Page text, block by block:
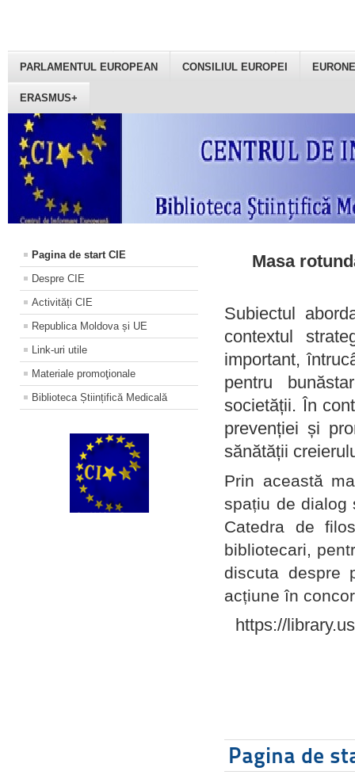
PARLAMENTUL EUROPEAN CONSILIUL EUROPEI
ERASMUS+
Pagina de start CIE
Despre CIE
Activități CIE
Republica Moldova și UE
Link-uri utile
Materiale promoţionale
Biblioteca Științifică Medicală
Masa
Subiectul
contextul
important,
pentru
societății. În
prevenției și
sănătății
Prin această
spațiu de dialog
Catedra de
bibliotecari,
discuta despre
acțiune în
https://
Pagina de